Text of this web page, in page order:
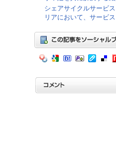
シェアサイクルサービ
リアにおいて、サービ